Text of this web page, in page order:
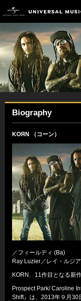
Biography
KOЯN （コーン）
／フィールディ (Ba)
Ray Luzier／レイ・ルジ
KORN、11作目となる新
Prospect Park/ Caroline
Shift』は、2013年９月30